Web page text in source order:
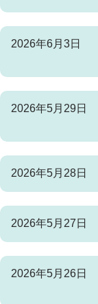
2026年6月3日
2026年5月29日
2026年5月28日
2026年5月27日
2026年5月26日